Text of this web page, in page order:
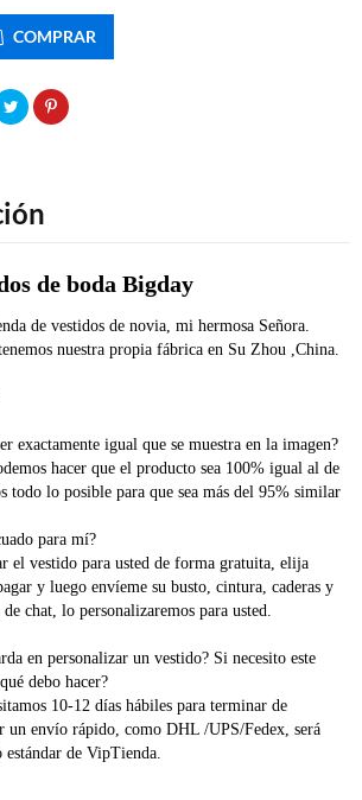
COMPRAR
de boda Bigday
de vestidos de novia, mi hermosa Señora.
nuestra propia fábrica en Su Zhou ,China.
exactamente igual que se muestra en la imagen?
hacer que el producto sea 100% igual al de
todo lo posible para que sea más del 95% similar
para mí?
el vestido para usted de forma gratuita, elija
y luego envíeme su busto, cintura, caderas y
chat, lo personalizaremos para usted.
en personalizar un vestido? Si necesito este
debo hacer?
10-12 días hábiles para terminar de
un envío rápido, como DHL /UPS/Fedex, será
de VipTienda.